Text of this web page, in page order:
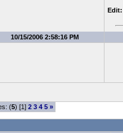
Edit:
10/15/2006 2:58:16 PM
(5) [1] 2 3 4 5 »